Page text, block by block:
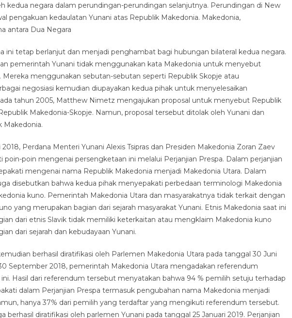
kedua negara dalam perundingan-perundingan selanjutnya. Perundingan di New
pengakuan kedaulatan Yunani atas Republik Makedonia. Makedonia,
antara Dua Negara
ini tetap berlanjut dan menjadi penghambat bagi hubungan bilateral kedua negara.
pemerintah Yunani tidak menggunakan kata Makedonia untuk menyebut
Mereka menggunakan sebutan-sebutan seperti Republik Skopje atau
negosiasi kemudian diupayakan kedua pihak untuk menyelesaikan
tahun 2005, Matthew Nimetz mengajukan proposal untuk menyebut Republik
Makedonia-Skopje. Namun, proposal tersebut ditolak oleh Yunani dan
Makedonia.
2018, Perdana Menteri Yunani Alexis Tsipras dan Presiden Makedonia Zoran Zaev
poin-poin mengenai persengketaan ini melalui Perjanjian Prespa. Dalam perjanjian
mengenai nama Republik Makedonia menjadi Makedonia Utara. Dalam
disebutkan bahwa kedua pihak menyepakati perbedaan terminologi Makedonia
kuno. Pemerintah Makedonia Utara dan masyarakatnya tidak terkait dengan
yang merupakan bagian dari sejarah masyarakat Yunani. Etnis Makedonia saat ini
dari etnis Slavik tidak memiliki keterkaitan atau mengklaim Makedonia kuno
dari sejarah dan kebudayaan Yunani.
berhasil diratifikasi oleh Parlemen Makedonia Utara pada tanggal 30 Juni
September 2018, pemerintah Makedonia Utara mengadakan referendum
Hasil dari referendum tersebut menyatakan bahwa 94 % pemilih setuju terhadap
dalam Perjanjian Prespa termasuk pengubahan nama Makedonia menjadi
hanya 37% dari pemilih yang terdaftar yang mengikuti referendum tersebut.
berhasil diratifikasi oleh parlemen Yunani pada tanggal 25 Januari 2019. Perjanjian